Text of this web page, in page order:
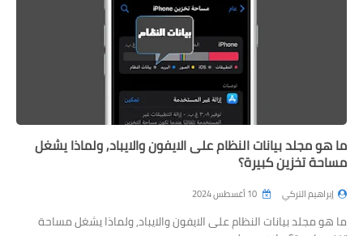
ما هو مجلد بيانات النظام على الايفون والايباد, ولماذا يشغل
مساحة تخزين كبيرة؟
إبراهيم التركي
ما هو مجلد بيانات النظام على الايفون والايباد, ولماذا يشغل مساحة